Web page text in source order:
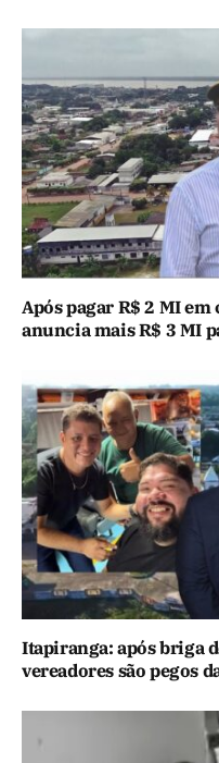
Após pagar R$ 2 MI
anuncia mais R$ 3 MI
Itapiranga: após briga
vereadores são pegos